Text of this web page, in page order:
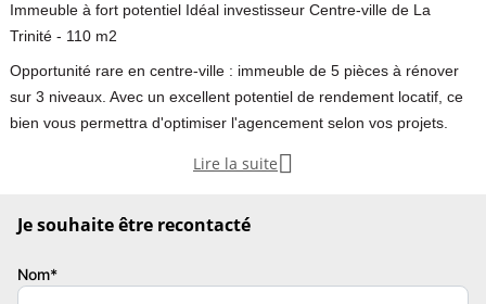
Immeuble à fort potentiel Idéal investisseur Centre-ville de La
Trinité - 110 m2
Opportunité rare en centre-ville : immeuble de 5 pièces à rénover
sur 3 niveaux. Avec un excellent potentiel de rendement locatif, ce
bien vous permettra d'optimiser l'agencement selon vos projets.
et de rendement locatif.
cuisine et une cour intérieure avec WC.
Lire la suite
Je souhaite être recontacté
Nom*